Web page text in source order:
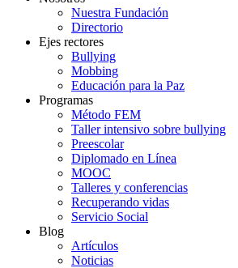
Nuestra Fundación
Directorio
Ejes rectores
Bullying
Mobbing
Educación para la Paz
Programas
Método FEM
Taller intensivo sobre bullying
Preescolar
Diplomado en Línea
MOOC
Talleres y conferencias
Recuperando vidas
Servicio Social
Blog
Artículos
Noticias